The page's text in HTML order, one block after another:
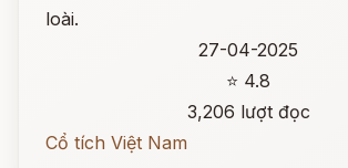
loài.
27-04-2025
⭐ 4.8
3,206 lượt đọc
Cổ tích Việt Nam